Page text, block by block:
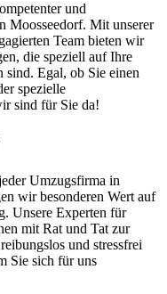
und
Moosseedorf. Mit unserer
Team bieten wir
die speziell auf Ihre
sind. Egal, ob Sie einen
spezielle
sind für Sie da!
Umzugsfirma in
wir besonderen Wert auf
Unsere Experten für
mit Rat und Tat zur
und stressfrei
Sie sich für uns